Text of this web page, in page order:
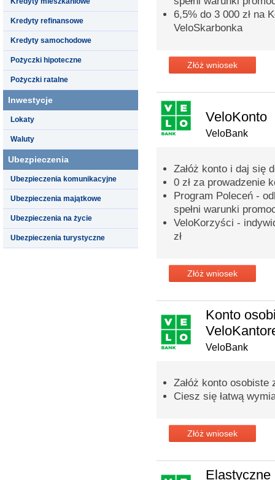
Kredyty refinansowe
Kredyty samochodowe
Pożyczki hipoteczne
Pożyczki ratalne
Inwestycje
Lokaty
Waluty
Ubezpieczenia
Ubezpieczenia komunikacyjne
Ubezpieczenia majątkowe
Ubezpieczenia na życie
Ubezpieczenia turystyczne
6,5% do 3 000 zł na
VeloSkarbonka
Złóż wniosek
VeloKonto
VeloBank
Załóż konto i daj się
0 zł za prowadzenie
Program Poleceń -
spełni warunki
VeloKorzyści -
zł
Złóż wniosek
Konto
VeloBank
Załóż konto osobiste
Ciesz się łatwą
Złóż wniosek
Elastyczne